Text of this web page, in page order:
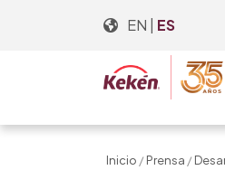
EN ES
Inicio /Prensa /